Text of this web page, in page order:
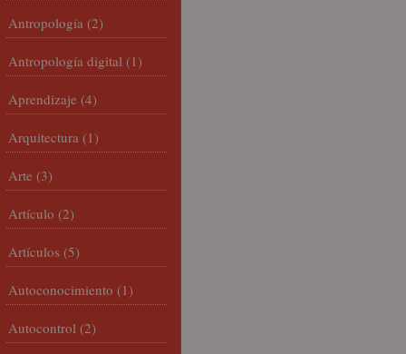
Antropología (2)
Antropología digital (1)
Aprendizaje (4)
Arquitectura (1)
Arte (3)
Artículo (2)
Artículos (5)
Autoconocimiento (1)
Autocontrol (2)